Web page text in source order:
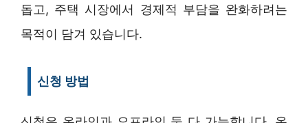
돕고, 주택 시장에서 경제적 부담을 완화하려는
목적이 담겨 있습니다.
신청 방법